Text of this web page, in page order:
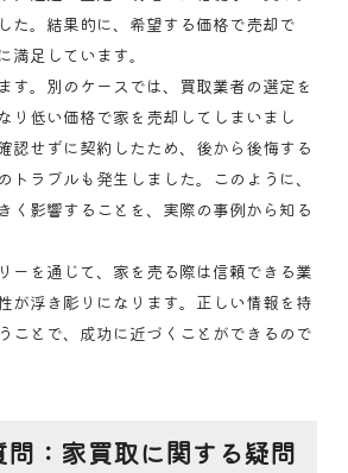
た。結果的に、希望する価格で売却で
満足しています。
す。別のケースでは、買取業者の選定を
り低い価格で家を売却してしまいまし
認せずに契約したため、後から後悔する
トラブルも発生しました。このように、
く影響することを、実際の事例から知る
ーを通じて、家を売る際は信頼できる業
が浮き彫りになります。正しい情報を持
ことで、成功に近づくことができるので
問：家買取に関する疑問